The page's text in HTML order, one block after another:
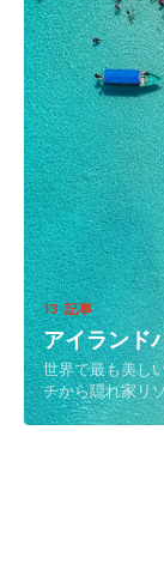
13 記事
アイランド
世界で最も美し
チから隠れ家リ